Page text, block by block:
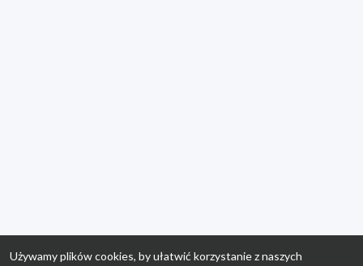
Używamy plików cookies, by ułatwić korzystanie z naszych